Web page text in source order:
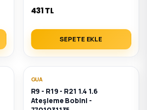
431 TL
SEPETE EKLE
GUA
R9 - R19 - R21 1.4 1.6
Ateşleme Bobini -